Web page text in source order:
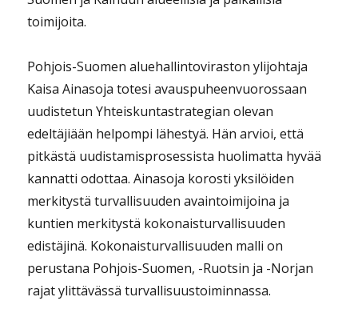
toimijoita.
Pohjois-Suomen aluehallintoviraston ylijohtaja
Kaisa Ainasoja totesi avauspuheenvuorossaan
uudistetun Yhteiskuntastrategian olevan
edeltäjiään helpompi lähestyä. Hän arvioi, että
pitkästä uudistamisprosessista huolimatta hyvää
kannatti odottaa. Ainasoja korosti yksilöiden
merkitystä turvallisuuden avaintoimijoina ja
kuntien merkitystä kokonaisturvallisuuden
edistäjinä. Kokonaisturvallisuuden malli on
perustana Pohjois-Suomen, -Ruotsin ja -Norjan
rajat ylittävässä turvallisuustoiminnassa.